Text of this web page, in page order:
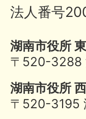
法人番号
湖南市役所
〒520-3288
湖南市役所
〒520-3195